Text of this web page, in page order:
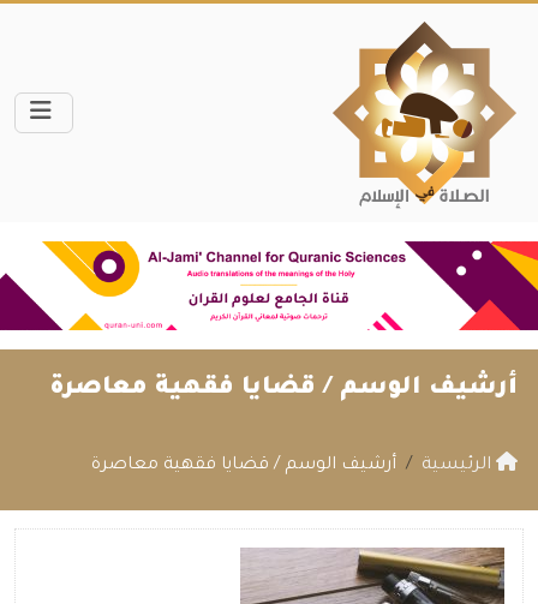
أرشيف الوسم / قضايا فقهية معاصرة
الرئيسية أرشيف الوسم / قضايا فقهية معاصرة